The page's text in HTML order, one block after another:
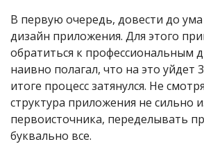
В первую очередь, довести до
дизайн приложения. Для этого
обратиться к профессиональным
наивно полагал, что на это уйдет
итоге процесс затянулся. Не
структура приложения не сильно
первоисточника, переделывать
буквально все.